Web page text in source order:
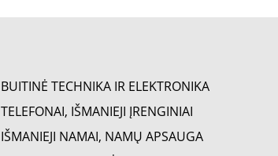
BUITINĖ TECHNIKA IR ELEKTRONIKA
TELEFONAI, IŠMANIEJI ĮRENGINIAI
IŠMANIEJI NAMAI, NAMŲ APSAUGA